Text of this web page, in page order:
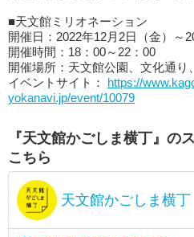
■天文館ミリオネーション
開催日：2022年12月2日（金）～
開催時間：18：00～22：00
開催場所：天文館公園、文化通り
イベントサイト： https://
yokanavi.jp/event/10079
『天文館かごしま横丁』の
こちら
天文館かごしま横丁